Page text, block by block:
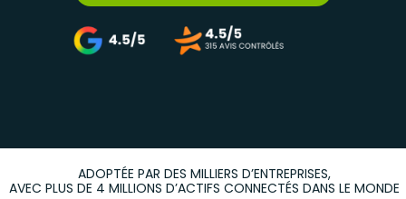
ADOPTÉE PAR DES MILLIERS D’ENTREPRISES,
AVEC PLUS DE 4 MILLIONS D’ACTIFS CONNECTÉS DANS LE MONDE